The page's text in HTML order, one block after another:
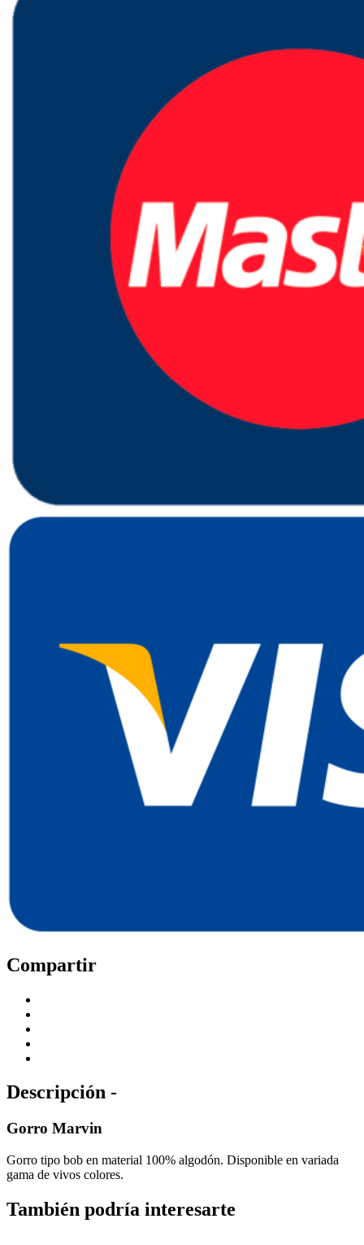
Compartir
Descripción -
Gorro Marvin
Gorro tipo bob en material 100% algodón. Disponible en variada
gama de vivos colores.
También podría interesarte